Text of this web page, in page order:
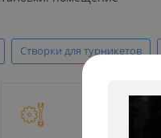
Створки для турникетов